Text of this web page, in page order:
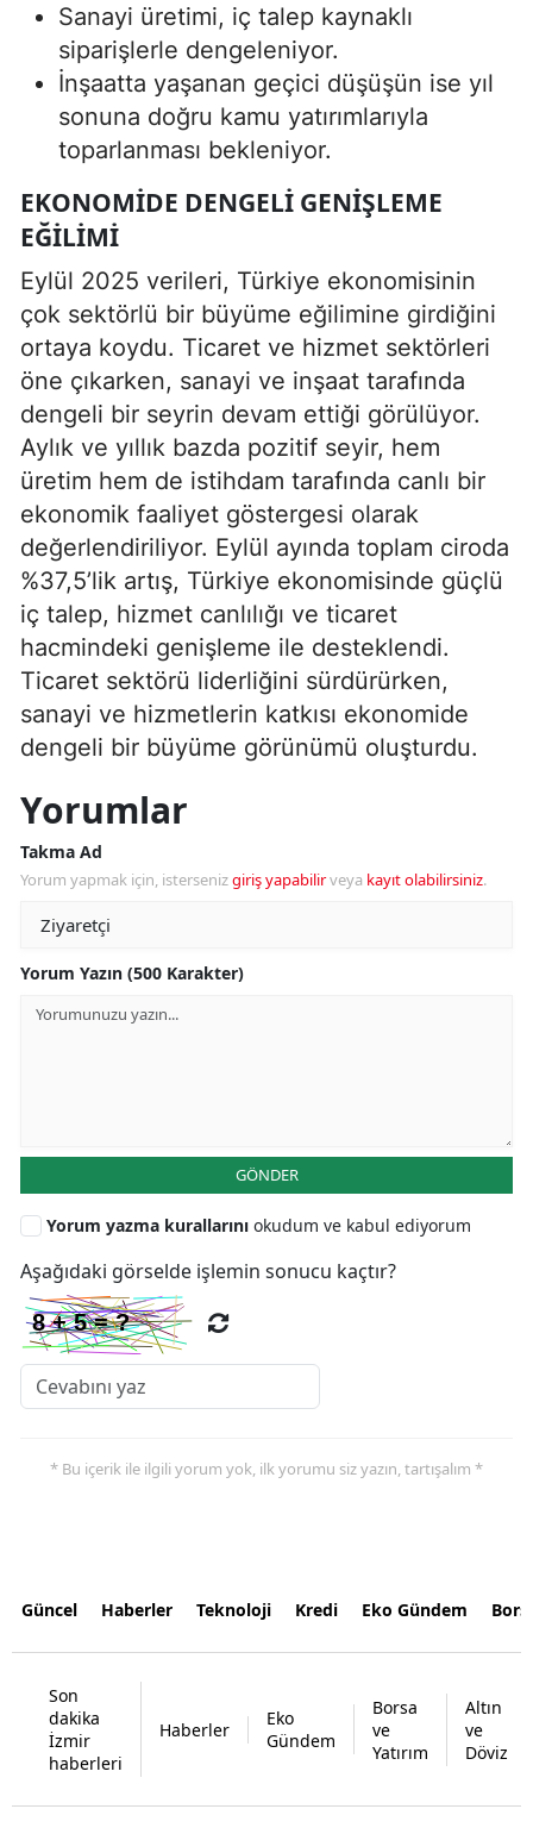
Sanayi üretimi, iç talep kaynaklı
siparişlerle dengeleniyor.
İnşaatta yaşanan geçici düşüşün ise yıl
sonuna doğru kamu yatırımlarıyla
toparlanması bekleniyor.
EKONOMIDE DENGELI GENIŞLEME
EĞILIMI
Eylül 2025 verileri, Türkiye ekonomisinin
çok sektörlü bir büyüme eğilimine girdiğini
ortaya koydu. Ticaret ve hizmet sektörleri
öne çıkarken, sanayi ve inşaat tarafında
dengeli bir seyrin devam ettiği görülüyor.
Aylık ve yıllık bazda pozitif seyir, hem
üretim hem de istihdam tarafında canlı bir
ekonomik faaliyet göstergesi olarak
değerlendiriliyor. Eylül ayında toplam ciroda
%37,5’lik artış, Türkiye ekonomisinde güçlü
iç talep, hizmet canlılığı ve ticaret
hacmindeki genişleme ile desteklendi.
Ticaret sektörü liderliğini sürdürürken,
sanayi ve hizmetlerin katkısı ekonomide
dengeli bir büyüme görünümü oluşturdu.
Yorumlar
Takma Ad
Yorum yapmak için, istersenizgiriş yapabilirveya kayıt olabilirsiniz.
Yorum Yazın (500 Karakter)
GÖNDER
Yorum yazma kurallarını okudum ve kabul ediyorum
Aşağıdaki görselde işlemin sonucu kaçtır?
* Bu içerik ile ilgili yorum yok, ilk yorumu siz yazın, tartışalım *
Güncel Haberler Teknoloji Kredi Eko Gündem
Son
dakika
İzmir
haberleri
Haberler
Eko
Gündem
Borsa
ve
Yatırım
Altın
ve
Döviz